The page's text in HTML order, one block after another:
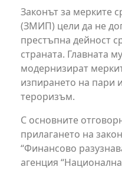
Законът за мерките
(ЗМИП) цели да не
престъпна дейност
страната. Главната
модернизират
изпирането на пари
тероризъм.
С основните
прилагането на
“Финансово
агенция “Национална